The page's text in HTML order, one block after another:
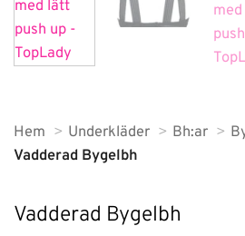
Hem Underkläder Bh:ar
Vadderad Bygelbh
Vadderad Bygelbh